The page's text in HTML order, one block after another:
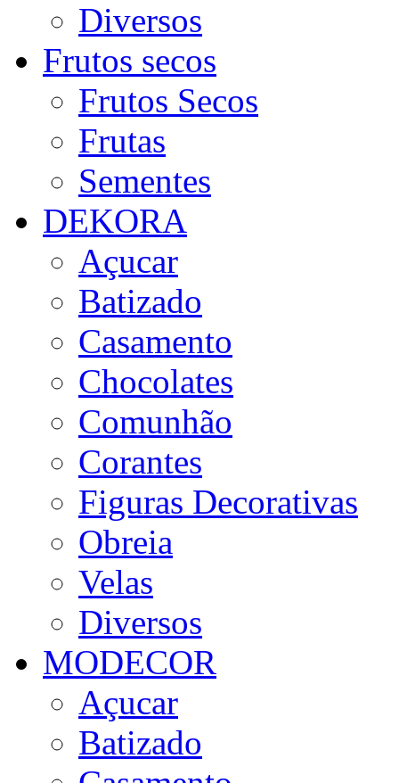
Diversos
Frutos secos
Frutos Secos
Frutas
Sementes
DEKORA
Açucar
Batizado
Casamento
Chocolates
Comunhão
Corantes
Figuras Decorativas
Obreia
Velas
Diversos
MODECOR
Açucar
Batizado